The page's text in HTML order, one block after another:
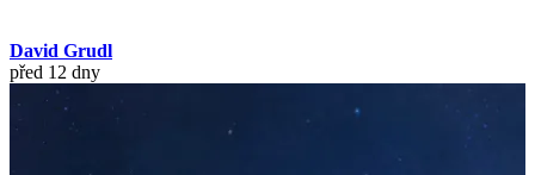
David Grudl
před 12 dny